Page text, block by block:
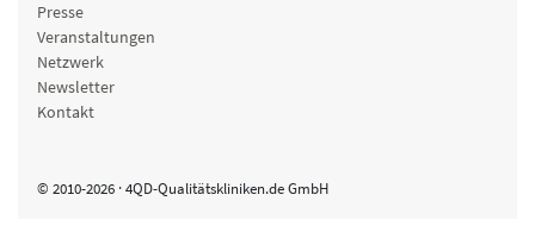
Presse
Veranstaltungen
Netzwerk
Newsletter
Kontakt
© 2010-2026 · 4QD-Qualitätskliniken.de GmbH